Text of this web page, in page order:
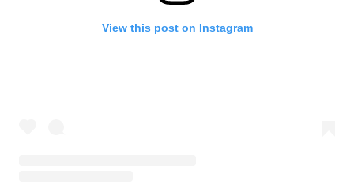
View this post on Instagram